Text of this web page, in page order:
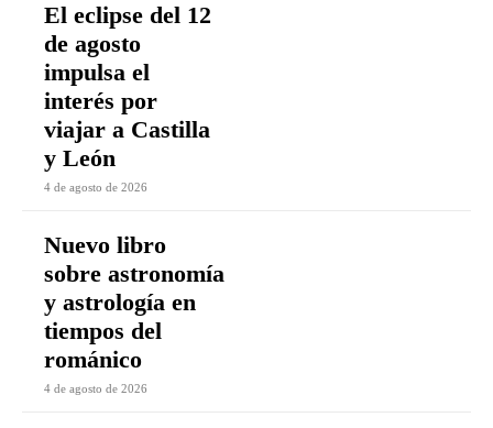
El eclipse del 12
de agosto
impulsa el
interés por
viajar a Castilla
y León
4 de agosto de 2026
Nuevo libro
sobre astronomía
y astrología en
tiempos del
románico
4 de agosto de 2026